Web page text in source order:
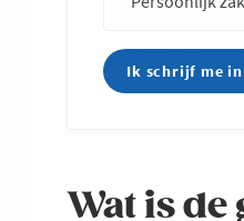
Wat is